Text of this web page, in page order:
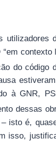
utilizadores
contexto
do código
à GNR,
dessas
isto é,
isso,